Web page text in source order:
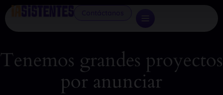
Tenemos grandes proyectos
por anunciar